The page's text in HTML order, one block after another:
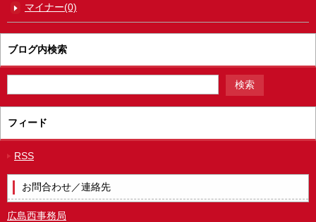
マイナー(0)
ブログ内検索
フィード
RSS
お問合わせ／連絡先
広島西事務局